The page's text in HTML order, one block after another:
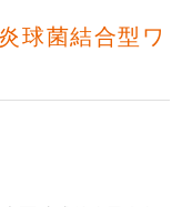
球菌結合型ワ